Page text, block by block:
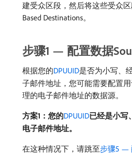
建受众区段，然后将这些受众
Based Destinations。
步骤1 — 配置数据
根据您的DPUUID是否为小写、
子邮件地址，您可能需要配置
理的电子邮件地址的数据源。
方案1：您的DPUUID已经是小写
电子邮件地址。
在这种情况下，请跳至步骤5 —